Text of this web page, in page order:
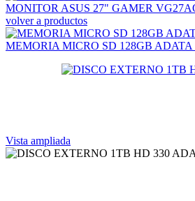
MONITOR ASUS 27" GAMER
volver a productos
MEMORIA MICRO SD 128GB ADATA
Vista ampliada